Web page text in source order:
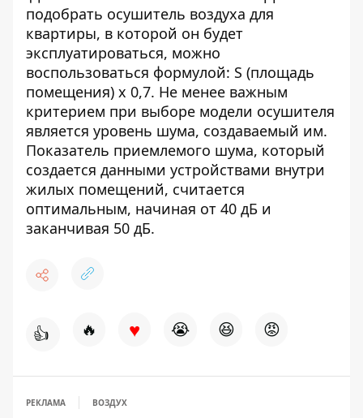
подобрать осушитель воздуха для
квартиры, в которой он будет
эксплуатироваться, можно
воспользоваться формулой: S (площадь
помещения) х 0,7. Не менее важным
критерием при выборе модели осушителя
является уровень шума, создаваемый им.
Показатель приемлемого шума, который
создается данными устройствами внутри
жилых помещений, считается
оптимальным, начиная от 40 дБ и
заканчивая 50 дБ.
👍 🔥 ♥ 😭 😆 😡
РЕКЛАМА ВОЗДУХ